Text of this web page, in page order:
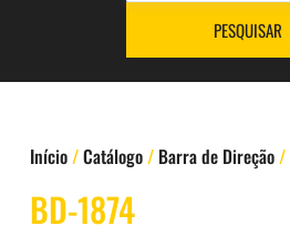
PESQUISAR
Início/Catálogo/ Barra de Direção/
BD-1874